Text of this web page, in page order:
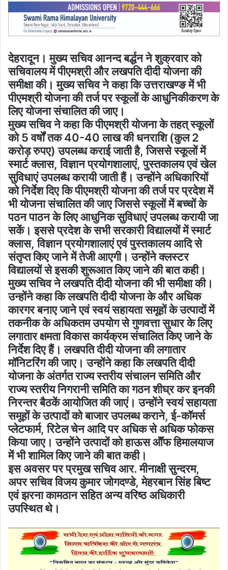
देहरादून। मुख्य सचिव आनन्द बर्द्धन ने शुक्रवार को
सचिवालय में पीएमश्री और लखपति दीदी योजना की
समीक्षा की। मुख्य सचिव ने कहा कि उत्तराखण्ङ में भी
पीएमश्री योजना की तर्ज पर स्कूलों के आधुनिकीकरण के
लिए योजना संचालित की जाए।
मुख्य सचिव ने कहा कि पीएमश्री योजना के तहत् स्कूलों
को 5 वर्षों तक 40-40 लाख की धनराशि (कुल 2
करोड़ रुपए) उपलब्ध कराई जाती है, जिससे स्कूलों में
स्मार्ट क्लास, विज्ञान प्रयोगशालाएं, पुस्तकालय एवं खेल
सुविधाएं उपलब्ध करायी जाती हैं। उन्होंने अधिकारियों
को निर्देश दिए कि पीएमश्री योजना की तर्ज पर प्रदेश में
भी योजना संचालित की जाए जिससे स्कूलों में बच्चों के
पठन पाठन के लिए आधुनिक सुविधाएं उपलब्ध करायी जा
सकें। इससे प्रदेश के सभी सरकारी विद्यालयों में स्मार्ट
क्लास, विज्ञान प्रयोगशालाएं एवं पुस्तकालय आदि से
संतृप्त किए जाने में तेजी आएगी। उन्होंने क्लस्टर
विद्यालयों से इसकी शुरूआत किए जाने की बात कही।
मुख्य सचिव ने लखपति दीदी योजना की भी समीक्षा की।
उन्होंने कहा कि लखपति दीदी योजना के और अधिक
कारगर बनाए जाने एवं स्वयं सहायता समूहों के उत्पादों में
तकनीक के अधिकतम उपयोग से गुणवत्ता सुधार के लिए
लगातार क्षमता विकास कार्यक्रम संचालित किए जाने के
निर्देश दिए हैं। लखपति दीदी योजना की लगातार
मॉनिटरिंग की जाए। उन्होंने कहा कि लखपति दीदी
योजना के अंतर्गत राज्य स्तरीय संचालन समिति और
राज्य स्तरीय निगरानी समिति का गठन शीघ्र कर इनकी
निरन्तर बैठकें आयोजित की जाएं। उन्होंने स्वयं सहायता
समूहों के उत्पादों को बाजार उपलब्ध कराने, ई-कॉमर्स
प्लेटफार्म, रिटेल चेन आदि पर अधिक से अधिक फोकस
किया जाए। उन्होंने उत्पादों को हाऊस ऑॅफ हिमालयाज
में भी शामिल किए जाने की बात कही।
इस अवसर पर प्रमुख सचिव आर. मीनाक्षी सुन्दरम,
अपर सचिव विजय कुमार जोगदण्डे, मेहरबान सिंह बिष्ट
एवं झरना कामठान सहित अन्य वरिष्ठ अधिकारी
उपस्थित थे।